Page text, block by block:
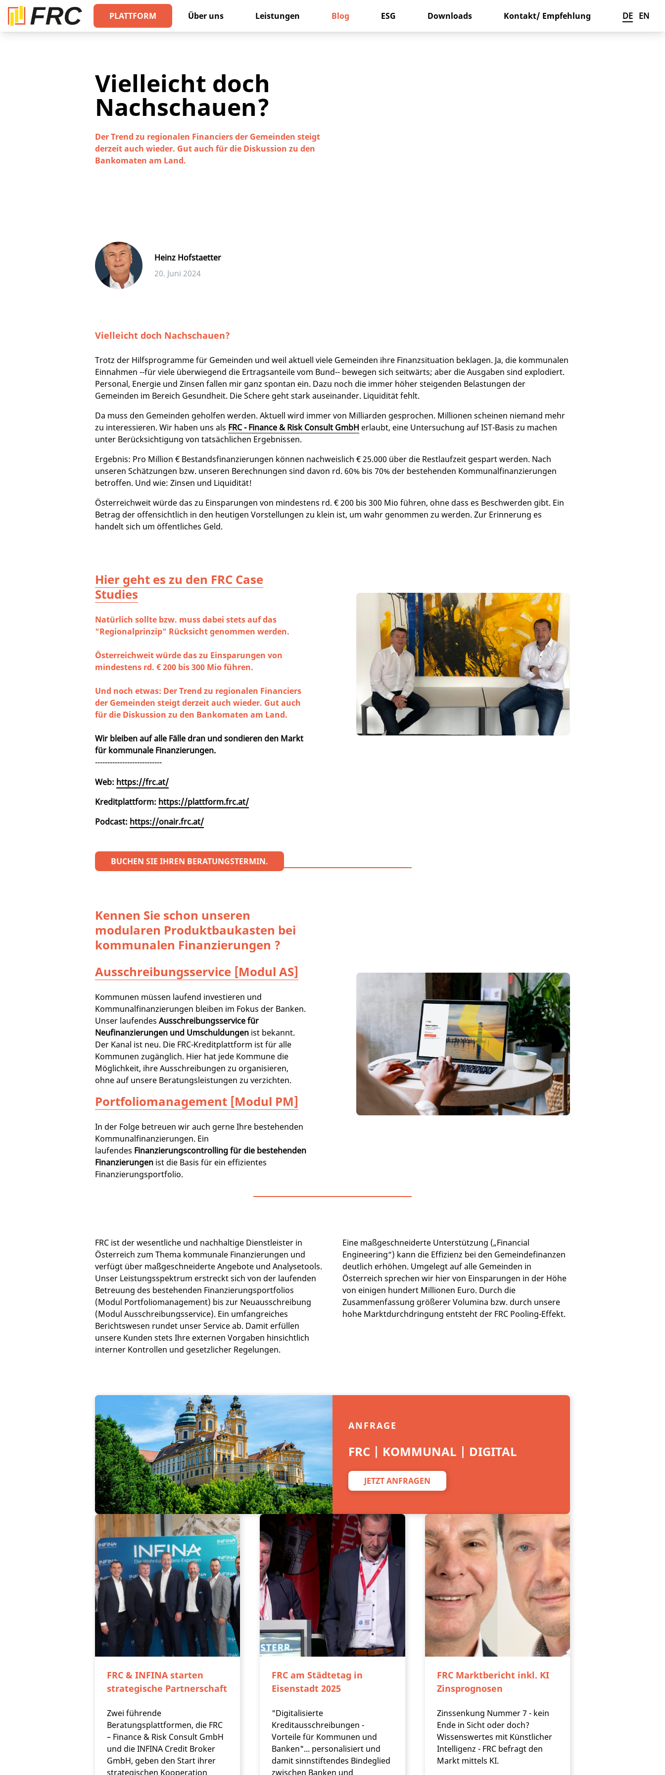
PLATTFORM Über uns Leistungen Blog ESG Downloads Kontakt/ Empfehlung DE EN
Vielleicht doch
Nachschauen?
Der Trend zu regionalen Financiers der Gemeinden steigt
derzeit auch wieder. Gut auch für die Diskussion zu den
Bankomaten am Land.
Heinz Hofstaetter
20. Juni 2024
Vielleicht doch Nachschauen?
Trotz der Hilfsprogramme für Gemeinden und weil aktuell viele Gemeinden ihre Finanzsituation beklagen. Ja, die kommunalen
Einnahmen --für viele überwiegend die Ertragsanteile vom Bund-- bewegen sich seitwärts; aber die Ausgaben sind explodiert.
Personal, Energie und Zinsen fallen mir ganz spontan ein. Dazu noch die immer höher steigenden Belastungen der
Gemeinden im Bereich Gesundheit. Die Schere geht stark auseinander. Liquidität fehlt.
Da muss den Gemeinden geholfen werden. Aktuell wird immer von Milliarden gesprochen. Millionen scheinen niemand mehr
zu interessieren. Wir haben uns als FRC - Finance & Risk Consult GmbH erlaubt, eine Untersuchung auf IST-Basis zu machen
unter Berücksichtigung von tatsächlichen Ergebnissen.
Ergebnis: Pro Million € Bestandsfinanzierungen können nachweislich € 25.000 über die Restlaufzeit gespart werden. Nach
unseren Schätzungen bzw. unseren Berechnungen sind davon rd. 60% bis 70% der bestehenden Kommunalfinanzierungen
betroffen. Und wie: Zinsen und Liquidität!
Österreichweit würde das zu Einsparungen von mindestens rd. € 200 bis 300 Mio führen, ohne dass es Beschwerden gibt. Ein
Betrag der offensichtlich in den heutigen Vorstellungen zu klein ist, um wahr genommen zu werden. Zur Erinnerung es
handelt sich um öffentliches Geld.
Hier geht es zu den FRC Case
Studies
Natürlich sollte bzw. muss dabei stets auf das
"Regionalprinzip" Rücksicht genommen werden.
Österreichweit würde das zu Einsparungen von
mindestens rd. € 200 bis 300 Mio führen.
Und noch etwas: Der Trend zu regionalen Financiers
der Gemeinden steigt derzeit auch wieder. Gut auch
für die Diskussion zu den Bankomaten am Land.
Wir bleiben auf alle Fälle dran und sondieren den Markt
für kommunale Finanzierungen.
---------------------------
Web: https://frc.at/
Kreditplattform: https://plattform.frc.at/
Podcast: https://onair.frc.at/
BUCHEN SIE IHREN BERATUNGSTERMIN.
Kennen Sie schon unseren
modularen Produktbaukasten bei
kommunalen Finanzierungen ?
Ausschreibungsservice [Modul AS]
Kommunen müssen laufend investieren und
Kommunalfinanzierungen bleiben im Fokus der Banken.
Unser laufendes Ausschreibungsservice für
Neufinanzierungen und Umschuldungen ist bekannt.
Der Kanal ist neu. Die FRC-Kreditplattform ist für alle
Kommunen zugänglich. Hier hat jede Kommune die
Möglichkeit, ihre Ausschreibungen zu organisieren,
ohne auf unsere Beratungsleistungen zu verzichten.
Portfoliomanagement [Modul PM]
In der Folge betreuen wir auch gerne Ihre bestehenden
Kommunalfinanzierungen. Ein
laufendes Finanzierungscontrolling für die bestehenden
Finanzierungen ist die Basis für ein effizientes
Finanzierungsportfolio.
FRC ist der wesentliche und nachhaltige Dienstleister in
Österreich zum Thema kommunale Finanzierungen und
verfügt über maßgeschneiderte Angebote und Analysetools.
Unser Leistungsspektrum erstreckt sich von der laufenden
Betreuung des bestehenden Finanzierungsportfolios
(Modul Portfoliomanagement) bis zur Neuausschreibung
(Modul Ausschreibungsservice). Ein umfangreiches
Berichtswesen rundet unser Service ab. Damit erfüllen
unsere Kunden stets Ihre externen Vorgaben hinsichtlich
interner Kontrollen und gesetzlicher Regelungen.
Eine maßgeschneiderte Unterstützung („Financial
Engineering“) kann die Effizienz bei den Gemeindefinanzen
deutlich erhöhen. Umgelegt auf alle Gemeinden in
Österreich sprechen wir hier von Einsparungen in der Höhe
von einigen hundert Millionen Euro. Durch die
Zusammenfassung größerer Volumina bzw. durch unsere
hohe Marktdurchdringung entsteht der FRC Pooling-Effekt.
ANFRAGE
FRC | KOMMUNAL | DIGITAL
JETZT ANFRAGEN
FRC & INFINA starten
strategische Partnerschaft
Zwei führende
Beratungsplattformen, die FRC
– Finance & Risk Consult GmbH
und die INFINA Credit Broker
GmbH, geben den Start ihrer
strategischen Kooperation
FRC am Städtetag in
Eisenstadt 2025
"Digitalisierte
Kreditausschreibungen -
Vorteile für Kommunen und
Banken"... personalisiert und
damit sinnstiftendes Bindeglied
zwischen Banken und
FRC Marktbericht inkl. KI
Zinsprognosen
Zinssenkung Nummer 7 - kein
Ende in Sicht oder doch?
Wissenswertes mit Künstlicher
Intelligenz - FRC befragt den
Markt mittels KI.